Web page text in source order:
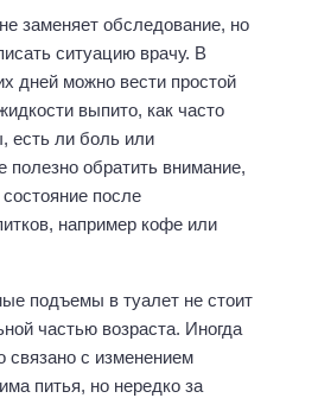
заменяет обследование, но
ситуацию врачу. В
дней можно вести простой
выпито, как часто
есть ли боль или
полезно обратить внимание,
после
например кофе или
подъемы в туалет не стоит
частью возраста. Иногда
связано с изменением
питья, но нередко за